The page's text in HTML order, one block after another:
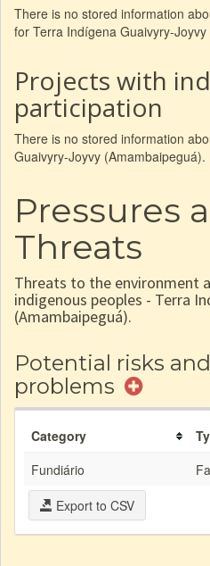
There is no stored information
for Terra Indígena Guaivyry-
Projects with
participation
There is no stored information
Guaivyry-Joyvy (Amambaipeguá).
Pressures
Threats
Threats to the environment
indigenous peoples - Terra
(Amambaipeguá).
Potential risks
problems
Category
Fundiário
Export to CSV